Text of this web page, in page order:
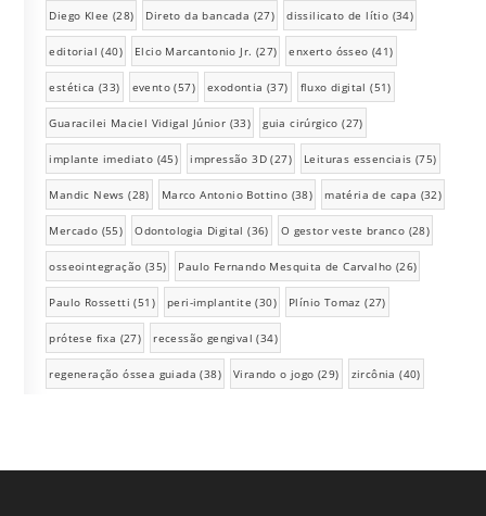
Diego Klee (28) Direto da bancada (27) dissilicato de lítio (34)
editorial (40) Elcio Marcantonio Jr. (27) enxerto ósseo (41)
estética (33) evento (57) exodontia (37) fluxo digital (51)
Guaracilei Maciel Vidigal Júnior (33) guia cirúrgico (27)
implante imediato (45) impressão 3D (27) Leituras essenciais (75)
Mandic News (28) Marco Antonio Bottino (38) matéria de capa (32)
Mercado (55) Odontologia Digital (36) O gestor veste branco (28)
osseointegração (35) Paulo Fernando Mesquita de Carvalho (26)
Paulo Rossetti (51) peri-implantite (30) Plínio Tomaz (27)
prótese fixa (27) recessão gengival (34)
regeneração óssea guiada (38) Virando o jogo (29) zircônia (40)